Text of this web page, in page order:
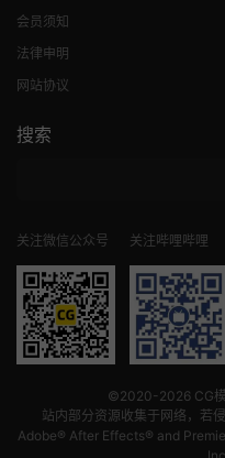
会员须知
法律申明
网站协议
搜索
关注微信公众号 关注哔哩哔哩
©2020-2026 CG
站内部分资源收集于网络，若
Adobe® After Effects® and